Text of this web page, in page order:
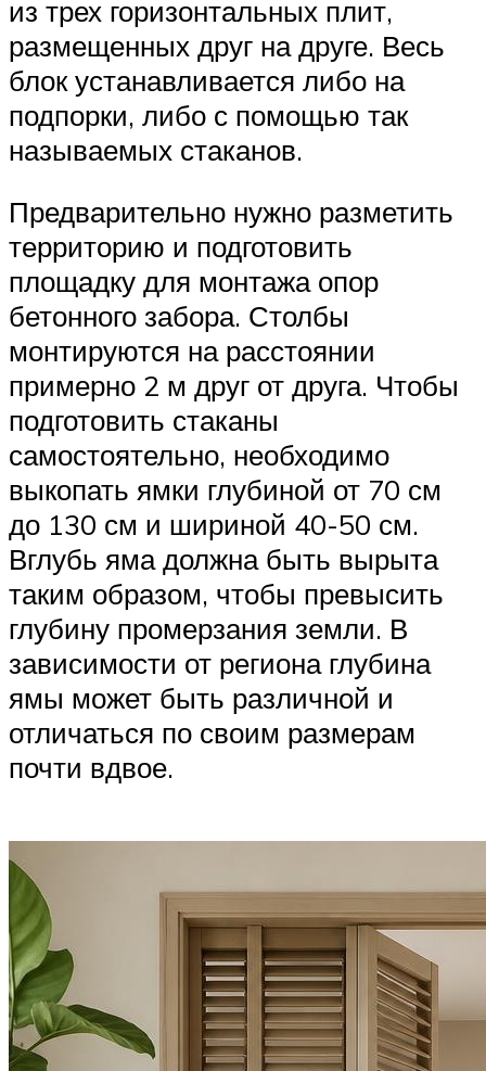
из трех горизонтальных плит,
размещенных друг на друге. Весь
блок устанавливается либо на
подпорки, либо с помощью так
называемых стаканов.
Предварительно нужно разметить
территорию и подготовить
площадку для монтажа опор
бетонного забора. Столбы
монтируются на расстоянии
примерно 2 м друг от друга. Чтобы
подготовить стаканы
самостоятельно, необходимо
выкопать ямки глубиной от 70 см
до 130 см и шириной 40-50 см.
Вглубь яма должна быть вырыта
таким образом, чтобы превысить
глубину промерзания земли. В
зависимости от региона глубина
ямы может быть различной и
отличаться по своим размерам
почти вдвое.